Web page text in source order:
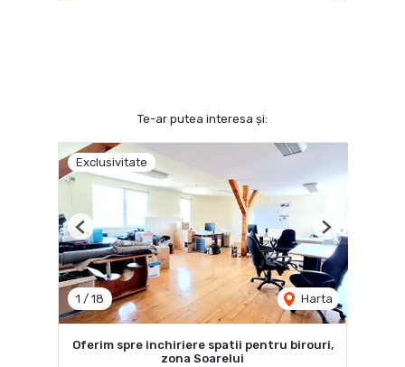
Te-ar putea interesa și:
Exclusivitate
1 / 18 Harta
Previous Next
Oferim spre inchiriere spatii pentru birouri,
zona Soarelui